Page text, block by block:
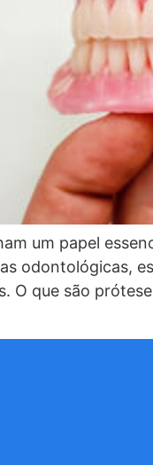
um papel
odontológicas,
O que são